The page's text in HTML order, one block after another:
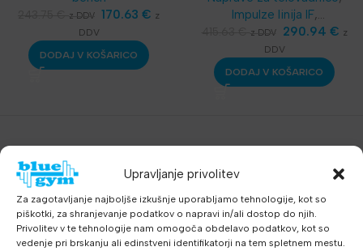
Upravljanje privolitev
Za zagotavljanje najboljše izkušnje uporabljamo tehnologije, kot so
piškotki, za shranjevanje podatkov o napravi in/ali dostop do njih.
Privolitev v te tehnologije nam omogoča obdelavo podatkov, kot so
vedenje pri brskanju ali edinstveni identifikatorji na tem spletnem mestu.
z DDV 170.63 € z
DDV
DODAJ V KOŠARICO
Impulze linija IF,
Telovadnice ,Klopi za
Oprema za klube
Klopi za klube
z DDV 290.94 € z
DDV
DODAJ V KOŠARICO